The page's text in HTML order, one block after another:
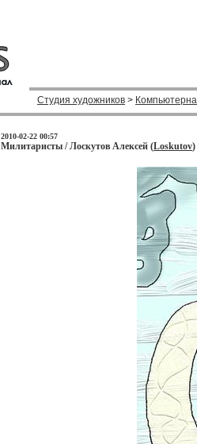
Студия художников >
2010-02-22 00:57
Милитаристы / Лоскутов Алексей (Loskutov)